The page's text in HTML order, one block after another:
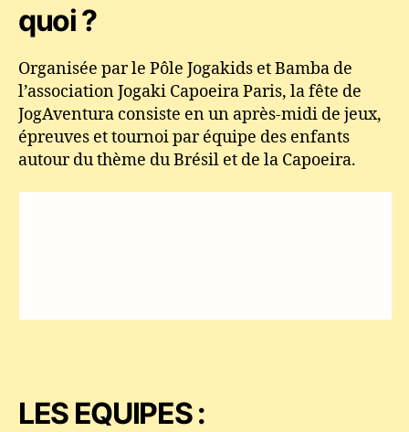
quoi ?
Organisée par le Pôle Jogakids et Bamba de
l’association Jogaki Capoeira Paris, la fête de
JogAventura consiste en un après-midi de jeux,
épreuves et tournoi par équipe des enfants
autour du thème du Brésil et de la Capoeira.
LES EQUIPES :